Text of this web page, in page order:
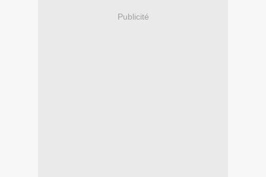
Publicité